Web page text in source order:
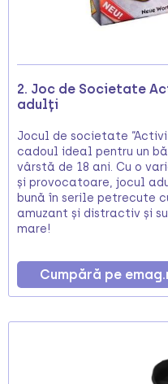
2. Joc de Societate
adulți
Jocul de societate
cadoul ideal pentru un
vârstă de 18 ani. Cu o
și provocatoare, jocul
bună în serile petrecute
amuzant și distractiv și
mare!
Cumpără pe